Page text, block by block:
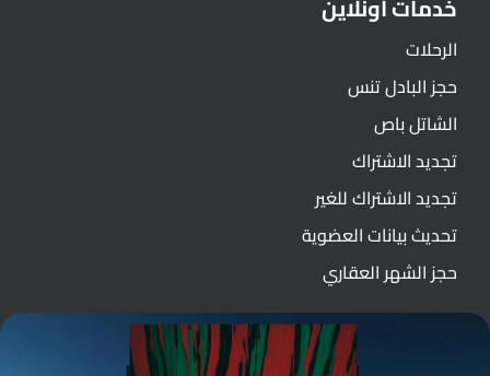
خدمات اونلاين
الرحلات
حجز البادل تنس
الشاتل باص
تجديد الاشتراك
تجديد الاشتراك للغير
تحديث بيانات العضوية
حجز الشهر العقاري